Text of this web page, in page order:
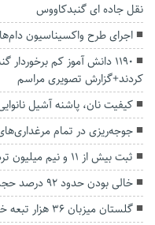
نقل جاده ای گنبدکاووس
اجرای طرح واکسیناسیون
1190 دانش آموز کم
کردند+گزارش تصویری مراسم
کیفیت نان، پاشنه آشیل
جوجه‌ریزی در تمام
ثبت بیش از ۱۱ و نیم میلیون تردد نوروزی در گلستان
خالی بودن حدود ۹۲ درصد حجم مخازن سد‌های استان گلستان
گلستان میزبان ۳۶ هزار تبعه خارجی مجاز است